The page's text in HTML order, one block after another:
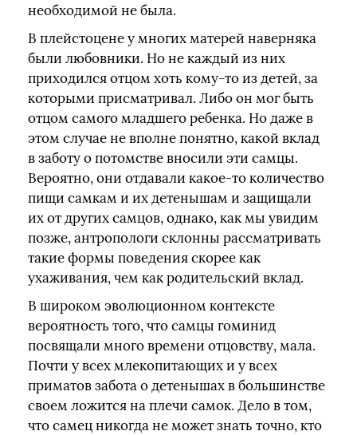
необходимой не была.
В плейстоцене у многих матерей наверняка
были любовники. Но не каждый из них
приходился отцом хоть кому-то из детей, за
которыми присматривал. Либо он мог быть
отцом самого младшего ребенка. Но даже в
этом случае не вполне понятно, какой вклад
в заботу о потомстве вносили эти самцы.
Вероятно, они отдавали какое-то количество
пищи самкам и их детенышам и защищали
их от других самцов, однако, как мы увидим
позже, антропологи склонны рассматривать
такие формы поведения скорее как
ухаживания, чем как родительский вклад.
В широком эволюционном контексте
вероятность того, что самцы гоминид
посвящали много времени отцовству, мала.
Почти у всех млекопитающих и у всех
приматов забота о детенышах в большинстве
своем ложится на плечи самок. Дело в том,
что самец никогда не может знать точно, кто